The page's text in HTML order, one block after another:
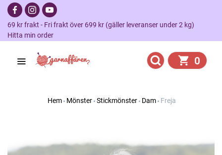
69 kr frakt - Fri frakt över 699 kr (gäller leveranser under 2 kg)
Hitta min order
0
Hem Mönster Stickmönster Dam Freja